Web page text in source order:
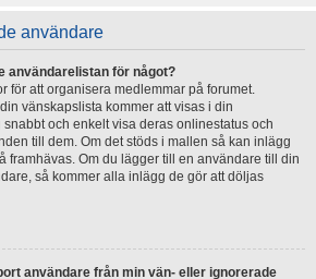
användare
användarelistan för något?
för att organisera medlemmar på forumet.
vänskapslista kommer att visas i din
och enkelt visa deras onlinestatus och
till dem. Om det stöds i mallen så kan inlägg
framhävas. Om du lägger till en användare till din
så kommer alla inlägg de gör att döljas
användare från min vän- eller ignorerade